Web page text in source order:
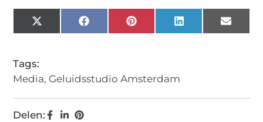
X
(Twitter)
FacebookPinterestLinkedIn Email
Tags:
Media, Geluidsstudio Amsterdam
Delen: